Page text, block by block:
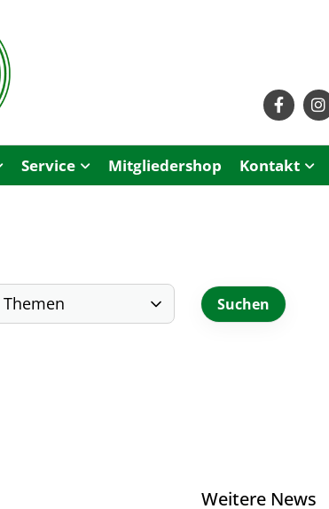
Service Mitgliedershop Kontakt
Weitere News